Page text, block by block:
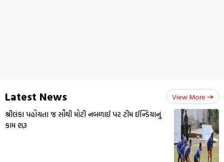
Latest News View More
શ્રીલંકા પહોંચતા જ સૌથી મોટી નબળાઈ પર ટીમ ઈન્ડિયાનું
કામ શરૂ